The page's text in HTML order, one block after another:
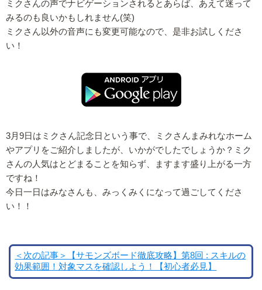
ミクさんの声でナビゲーションされるとあらば、あえて迷って
みるのも良いかもしれません(笑)
ミクさん以外の音声にも変更可能なので、是非お試しくださ
い！
3月9日はミクさん記念日という事で、ミクさんまみれなホーム
やアプリをご紹介しましたが、いかがでしたでしょうか？ミク
さんの人気はとどまることを知らず、ますます盛り上がる一方
ですね！
今日一日はみなさんも、みっくみくになって過ごしてくださ
い！！
＜次の記事＞【サモンズボード徹底攻略】第8回 : スキルの
効果範囲！対象マスを確認しよう！【初心者必見】